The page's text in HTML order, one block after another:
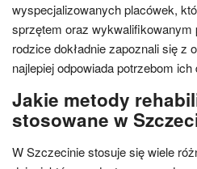
wyspecjalizowanych placówek,
sprzętem oraz wykwalifikowanym
rodzice dokładnie zapoznali się z
najlepiej odpowiada potrzebom ich
Jakie metody
stosowane w
W Szczecinie stosuje się wiele